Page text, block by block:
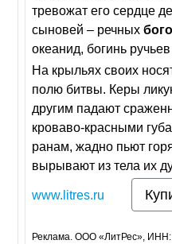
тревожат его сердце
сыновей – речных
океанид, богинь
На крыльях своих
полю битвы. Керы
другим падают
кроваво-красными
ранам, жадно пьют
вырывают из тела их
www.litres.ru
Реклама. ООО «ЛитРес», ИНН: